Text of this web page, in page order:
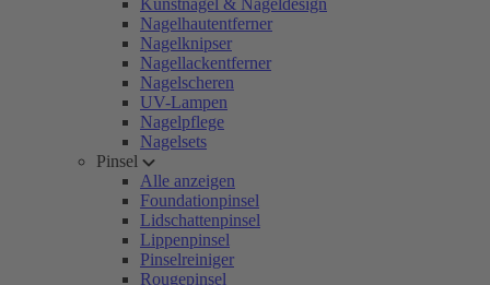
Kunstnägel & Nageldesign
Nagelhautentferner
Nagelknipser
Nagellackentferner
Nagelscheren
UV-Lampen
Nagelpflege
Nagelsets
Pinsel
Alle anzeigen
Foundationpinsel
Lidschattenpinsel
Lippenpinsel
Pinselreiniger
Rougepinsel